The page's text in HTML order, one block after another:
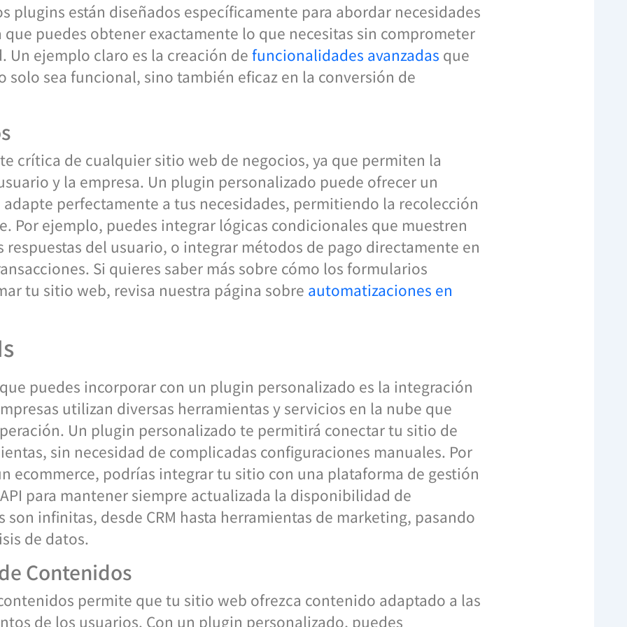
plugins están diseñados específicamente para abordar necesidades
puedes obtener exactamente lo que necesitas sin comprometer
ejemplo claro es la creación de funcionalidades avanzadas que
solo sea funcional, sino también eficaz en la conversión de
crítica de cualquier sitio web de negocios, ya que permiten la
y la empresa. Un plugin personalizado puede ofrecer un
perfectamente a tus necesidades, permitiendo la recolección
Por ejemplo, puedes integrar lógicas condicionales que muestren
respuestas del usuario, o integrar métodos de pago directamente en
Si quieres saber más sobre cómo los formularios
tu sitio web, revisa nuestra página sobre automatizaciones en
puedes incorporar con un plugin personalizado es la integración
utilizan diversas herramientas y servicios en la nube que
Un plugin personalizado te permitirá conectar tu sitio de
sin necesidad de complicadas configuraciones manuales. Por
ecommerce, podrías integrar tu sitio con una plataforma de gestión
para mantener siempre actualizada la disponibilidad de
infinitas, desde CRM hasta herramientas de marketing, pasando
de datos.
Contenidos
permite que tu sitio web ofrezca contenido adaptado a las
de los usuarios. Con un plugin personalizado, puedes